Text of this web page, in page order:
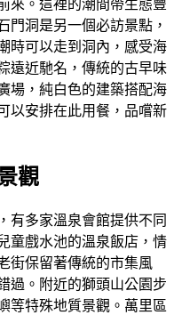
來。這裡的潮間帶生態豐
門洞是另一個必訪景點，
時可以走到洞內，感受海
遠近馳名，傳統的古早味
場，純白色的建築搭配海
以安排在此用餐，品嚐新
觀
有多家溫泉會館提供不同
童戲水池的溫泉飯店，情
街保留著傳統的市集風
過。附近的獅頭山公園步
等特殊地質景觀。萬里區